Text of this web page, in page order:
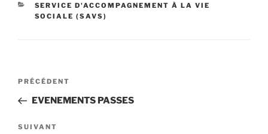
CATÉGORIES
SERVICE D'ACCOMPAGNEMENT À LA VIE
SOCIALE (SAVS)
Navigation
l’article
Article
précédent
PRÉCÉDENT
EVENEMENTS PASSES
Article
SUIVANT